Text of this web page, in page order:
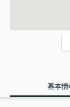
基本情